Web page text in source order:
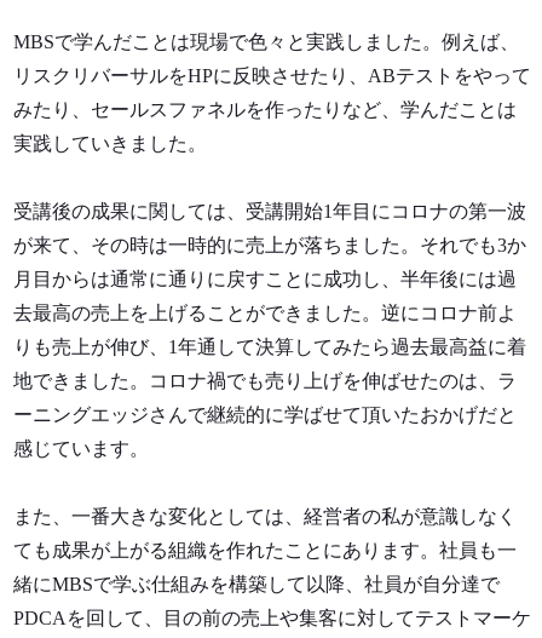
MBSで学んだことは現場で色々と実践しました。例えば、
リスクリバーサルをHPに反映させたり、ABテストをやって
みたり、セールスファネルを作ったりなど、学んだことは
実践していきました。
受講後の成果に関しては、受講開始1年目にコロナの第一波
が来て、その時は一時的に売上が落ちました。それでも3か
月目からは通常に通りに戻すことに成功し、半年後には過
去最高の売上を上げることができました。 逆にコロナ前よ
りも売上が伸び、1年通して決算してみたら過去最高益に着
地できました。
コロナ禍でも売り上げを伸ばせたのは、ラ
ーニングエッジさんで継続的に学ばせて頂いたおかげだと
感じています。
また、一番大きな変化としては、経営者の私が意識しなく
ても成果が上がる組織を作れたことにあります。社員も一
緒にMBSで学ぶ仕組みを構築して以降、社員が自分達で
PDCAを回して、目の前の売上や集客に対してテストマーケ